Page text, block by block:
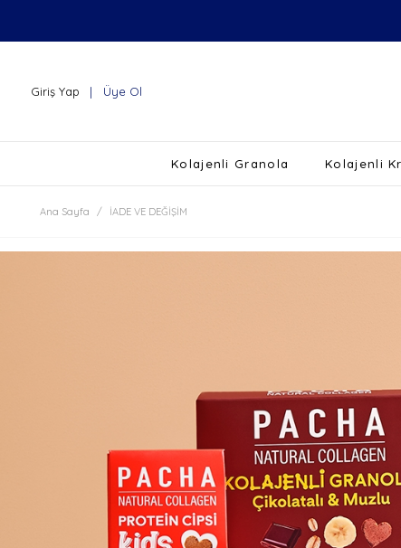
Giriş Yap Üye Ol
Kolajenli Granola Kolajenli
Ana Sayfa İADE VE DEĞIŞIM